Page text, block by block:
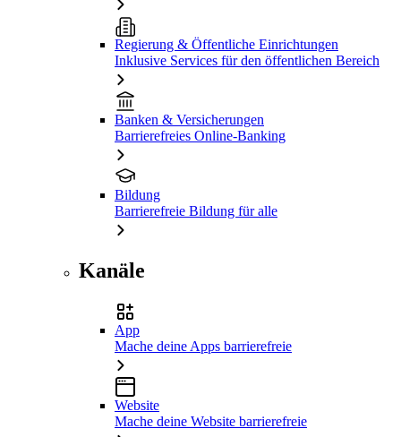
Regierung & Öffentliche Einrichtungen
Inklusive Services für den öffentlichen Bereich
Banken & Versicherungen
Barrierefreies Online-Banking
Bildung
Barrierefreie Bildung für alle
Kanäle
App
Mache deine Apps barrierefreie
Website
Mache deine Website barrierefreie